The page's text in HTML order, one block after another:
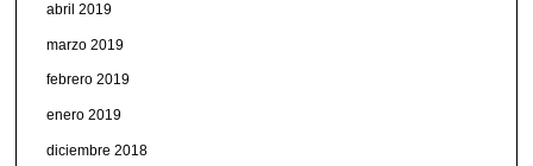
abril 2019
marzo 2019
febrero 2019
enero 2019
diciembre 2018